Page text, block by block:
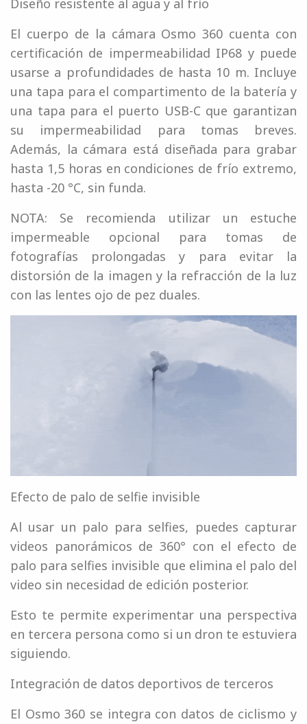
El cuerpo de la cámara Osmo 360 cuenta con
certificación de impermeabilidad IP68 y puede
usarse a profundidades de hasta 10 m. Incluye
una tapa para el compartimento de la batería y
una tapa para el puerto USB-C que garantizan
su impermeabilidad para tomas breves.
Además, la cámara está diseñada para grabar
hasta 1,5 horas en condiciones de frío extremo,
hasta -20 °C, sin funda.
NOTA: Se recomienda utilizar un estuche
impermeable opcional para tomas de
fotografías prolongadas y para evitar la
distorsión de la imagen y la refracción de la luz
con las lentes ojo de pez duales.
Efecto de palo de selfie invisible
Al usar un palo para selfies, puedes capturar
videos panorámicos de 360° con el efecto de
palo para selfies invisible que elimina el palo del
video sin necesidad de edición posterior.
Esto te permite experimentar una perspectiva
en tercera persona como si un dron te estuviera
siguiendo.
Integración de datos deportivos de terceros
El Osmo 360 se integra con datos de ciclismo y